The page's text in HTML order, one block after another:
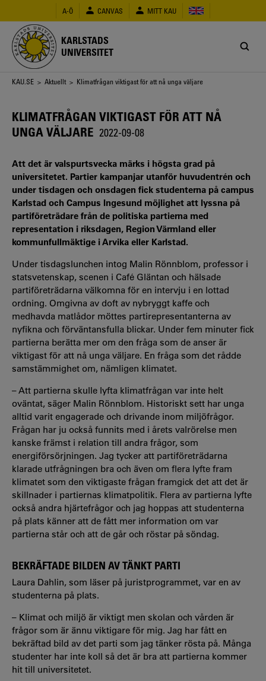
huvudinnehåll
A-Ö CANVAS MITT KAU
KARLSTADS
UNIVERSITET
Länkstig
KAU.SE > Aktuellt > Klimatfrågan viktigast för att nå unga väljare
KLIMATFRÅGAN VIKTIGAST FÖR ATT NÅ
UNGA VÄLJARE 2022-09-08
Att det är valspurtsvecka märks i högsta grad på
universitetet. Partier kampanjar utanför huvudentrén och
under tisdagen och onsdagen fick studenterna på campus
Karlstad och Campus Ingesund möjlighet att lyssna på
partiföreträdare från de politiska partierna med
representation i riksdagen, Region Värmland eller
kommunfullmäktige i Arvika eller Karlstad.
Under tisdagslunchen intog Malin Rönnblom, professor i
statsvetenskap, scenen i Café Gläntan och hälsade
partiföreträdarna välkomna för en intervju i en lottad
ordning. Omgivna av doft av nybryggt kaffe och
medhavda matlådor möttes partirepresentanterna av
nyfikna och förväntansfulla blickar. Under fem minuter fick
partierna berätta mer om den fråga som de anser är
viktigast för att nå unga väljare. En fråga som det rådde
samstämmighet om, nämligen klimatet.
–Att partierna skulle lyfta klimatfrågan var inte helt
oväntat, säger Malin Rönnblom. Historiskt sett har unga
alltid varit engagerade och drivande inom miljöfrågor.
Frågan har ju också funnits med i årets valrörelse men
kanske främst i relation till andra frågor, som
energiförsörjningen. Jag tycker att partiföreträdarna
klarade utfrågningen bra och även om flera lyfte fram
klimatet som den viktigaste frågan framgick det att det är
skillnader i partiernas klimatpolitik. Flera av partierna lyfte
också andra hjärtefrågor och jag hoppas att studenterna
på plats känner att de fått mer information om var
partierna står och att de går och röstar på söndag.
BEKRÄFTADE BILDEN AV TÄNKT PARTI
Laura Dahlin, som läser på juristprogrammet, var en av
studenterna på plats.
– Klimat och miljö är viktigt men skolan och vården är
frågor som är ännu viktigare för mig. Jag har fått en
bekräftad bild av det parti som jag tänker rösta på. Många
studenter har inte koll så det är bra att partierna kommer
hit till universitetet.